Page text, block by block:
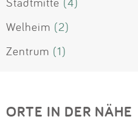
Welheim (2)
Zentrum (1)
ORTE IN DER NÄHE